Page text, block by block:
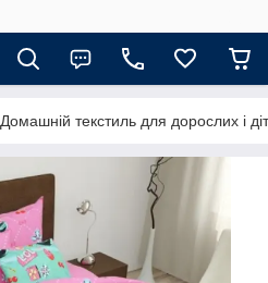
Домашній текстиль для дорослих і